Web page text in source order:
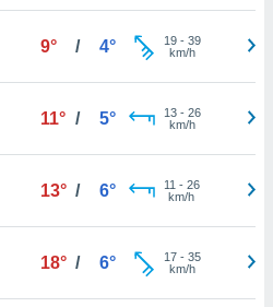
9° / 4° 19- 39
km/h
11° / 5° 13- 26
km/h
13° / 6° 11 - 26
km/h
18° / 6° 17- 35
km/h